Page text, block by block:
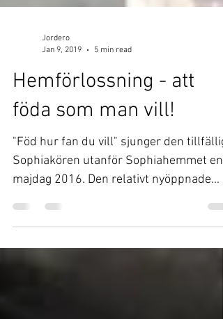
Jan 9, 2019
5 min read
Hemförlossning - att
föda som man vill!
"Föd hur fan du vill" sjunger den
Sophiakören utanför Sophiahemmet en